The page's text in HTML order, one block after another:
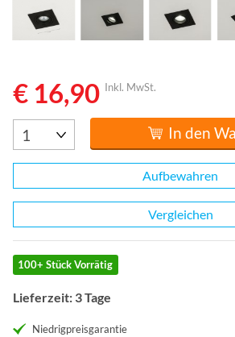
€ 16,90 Inkl. MwSt.
In den
Aufbewahren
Vergleichen
100+ Stück Vorrätig
Lieferzeit: 3 Tage
Niedrigpreisgarantie